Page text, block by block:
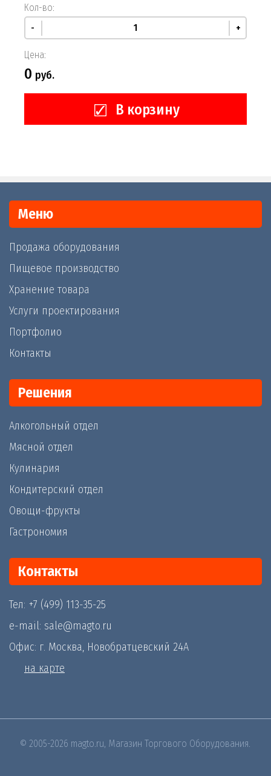
Кол-во:
- +
Цена:
0 руб.
В корзину
Меню
Продажа оборудования
Пищевое производство
Хранение товара
Услуги проектирования
Портфолио
Контакты
Решения
Алкогольный отдел
Мясной отдел
Кулинария
Кондитерский отдел
Овощи-фрукты
Гастрономия
Контакты
Тел: +7 (499) 113-35-25
e-mail: sale@magto.ru
Офис: г. Москва, Новобратцевский 24А
на карте
© 2005-2026 magto.ru, Магазин Торгового Оборудования.